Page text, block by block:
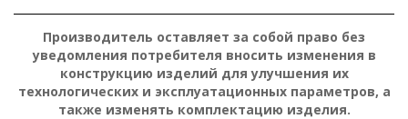
Производитель оставляет за собой право без
уведомления потребителя вносить изменения в
конструкцию изделий для улучшения их
технологических и эксплуатационных параметров, а
также изменять комплектацию изделия.